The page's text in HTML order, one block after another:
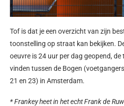
Tof is dat je een overzicht van zijn
toonstelling op straat kan bekijken.
oeuvre is 24 uur per dag geopend,
vinden tussen de Bogen
21 en 23) in Amsterdam.
* Frankey heet in het echt Frank de